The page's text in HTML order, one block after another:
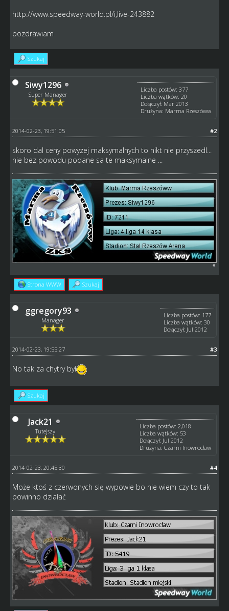
http://www.speedway-world.pl/i,live-243882
pozdrawiam
Szukaj
Siwy1296
Super Manager
Liczba postów: 377
Liczba wątków: 20
Dołączył: Mar 2013
Drużyna: Marma Rzeszóww
#2
2014-02-23, 19:51:05
skoro dal ceny powyzej maksymalnych to nikt nie przyszedl...
nie bez powodu podane sa te maksymalne ...
Strona WWW Szukaj
ggregory93
Manager
Liczba postów: 177
Liczba wątków: 30
Dołączył: Jul 2012
#3
2014-02-23, 19:55:27
No tak za chytry był
Szukaj
Jack21
Tutejszy
Liczba postów: 2,018
Liczba wątków: 53
Dołączył: Jul 2012
Drużyna: Czarni Inowrocław
#4
2014-02-23, 20:45:30
Może ktoś z czerwonych się wypowie bo nie wiem czy to tak
powinno działać